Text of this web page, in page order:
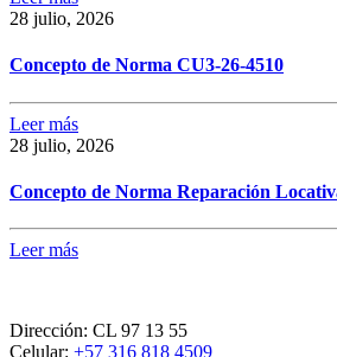
28 julio, 2026
Concepto de Norma CU3-26-4510
Leer más
28 julio, 2026
Concepto de Norma Reparación
Leer más
Dirección: CL 97 13 55
Celular: +57 316 818 4509